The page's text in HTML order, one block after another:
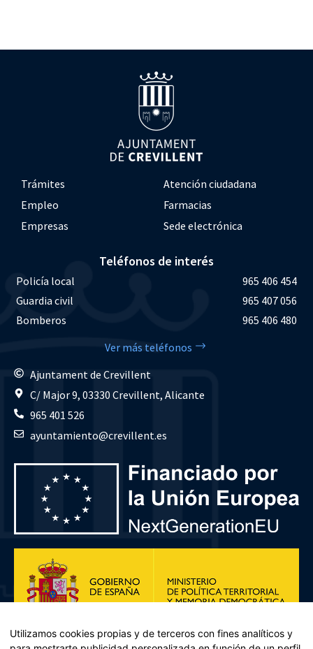
Trámites
Atención ciudadana
Empleo
Farmacias
Empresas
Sede electrónica
Teléfonos de interés
Policía local
965 406 454
Guardia civil
965 407 056
Bomberos
965 406 480
Ver más teléfonos
Ajuntament de Crevillent
C/ Major 9, 03330 Crevillent, Alicante
965 401 526
ayuntamiento@crevillent.es
Utilizamos cookies propias y de terceros con fines analíticos y